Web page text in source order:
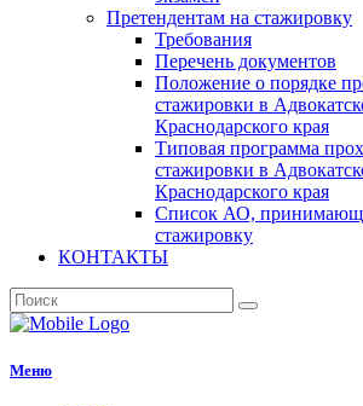
Претендентам на стажировку
Требования
Перечень документов
Положение о порядке
стажировки в
Краснодарского края
Типовая программа
стажировки в
Краснодарского края
Список АО,
стажировку
КОНТАКТЫ
Меню